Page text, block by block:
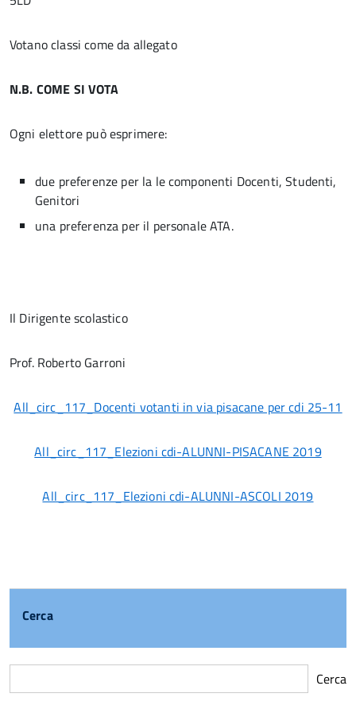
Votano classi come da allegato
N.B. COME SI VOTA
Ogni elettore può esprimere:
due preferenze per la le componenti Docenti, Studenti,
Genitori
una preferenza per il personale ATA.
Il Dirigente scolastico
Prof. Roberto Garroni
All_circ_117_Docenti votanti in via pisacane per cdi 25-11
All_circ_117_Elezioni cdi-ALUNNI-PISACANE 2019
All_circ_117_Elezioni cdi-ALUNNI-ASCOLI 2019
Cerca
Cerca